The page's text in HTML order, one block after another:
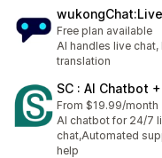
Free plan available
AI handles live
translation
SC : AI Chatbot
From $19.99/month
AI chatbot for 24/7
chat,Automated
help